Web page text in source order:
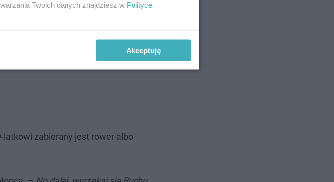
zabierany jest rower albo
Twoich danych znajdziesz w Polityce
Akceptuję